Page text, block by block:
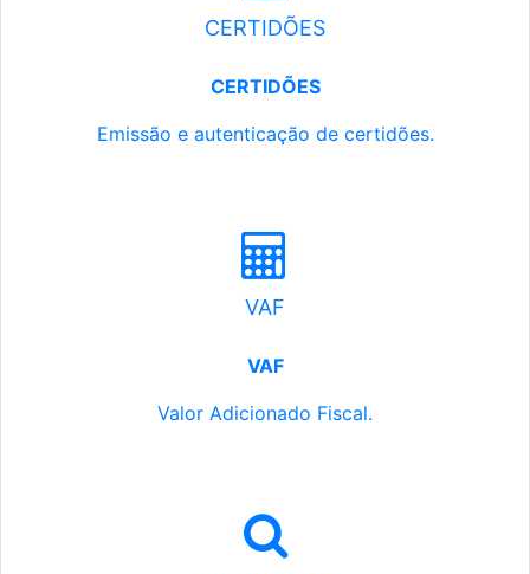
CERTIDÕES
CERTIDÕES
Emissão e autenticação de certidões.
VAF
VAF
Valor Adicionado Fiscal.